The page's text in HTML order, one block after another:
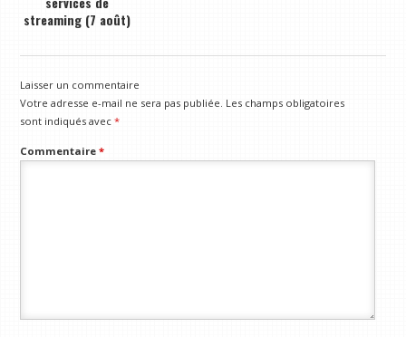
streaming (7 août)
Laisser un commentaire
Votre adresse e-mail ne sera pas publiée. Les champs obligatoires
sont indiqués avec*
Commentaire*